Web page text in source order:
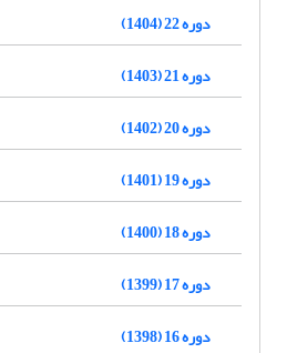
دوره 22 (1404)
دوره 21 (1403)
دوره 20 (1402)
دوره 19 (1401)
دوره 18 (1400)
دوره 17 (1399)
دوره 16 (1398)